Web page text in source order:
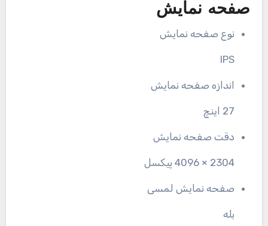
صفحه نمایش
نوع صفحه نمایش
IPS
اندازه صفحه نمایش
27 اینچ
دقت صفحه نمایش
2304 × 4096 پیکسل
صفحه نمایش لمسی
بله